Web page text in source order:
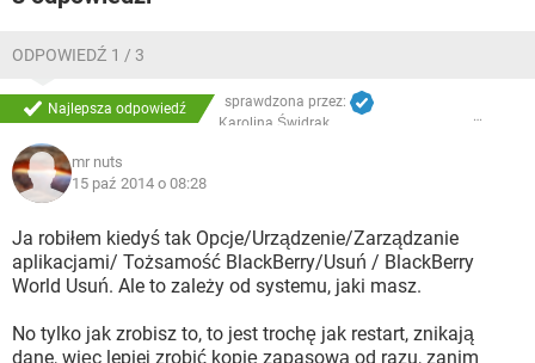
ODPOWIEDŹ 1 / 3
Najlepsza odpowiedź
sprawdzona przez:
Karolina Świdrak
mr nuts
15 paź 2014 o 08:28
Ja robiłem kiedyś tak Opcje/Urządzenie/Zarządzanie
aplikacjami/ Tożsamość BlackBerry/Usuń / BlackBerry
World Usuń. Ale to zależy od systemu, jaki masz.
No tylko jak zrobisz to, to jest trochę jak restart, znikają
dane, więc lepiej zrobić kopię zapasową od razu, zanim